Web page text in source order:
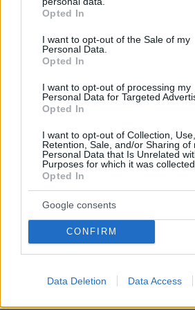
grant or deny consent to Google and
use your data for below specified
consent section.
Opted In
I want to opt-out of the Sale of my
Personal Data.
Opted In
I want to opt-out of processing my
Personal Data for Targeted
Opted In
I want to opt-out of Collection, Use,
Retention, Sale, and/or Sharing of
Personal Data that Is Unrelated
Purposes for which it was collected.
Opted In
Google consents
CONFIRM
Data Deletion Data Access
Γιατί; Απλή
περιουσιακό
ενεργού πολίτη.
Στο πλαίσιο αυτό
διαχείρισης ενός
Δήμου είναι
των Δημοτικών
Συμβούλων του.
Ο έλεγχος και η
κριτική πρέπει να
πρόσωπα που
ανήκουν στην
συμπολίτευση όσο
και στα πρόσωπα
αντιπολίτευση,
μείζονα και
ΣΠΥΡΟΣ ΠΑΠΠΑΣ
Η ατυχία της τύχης
Ζούμε σε έναν
υπέροχο τόπο με
τεράστια ιστορική
κληρονομιά, τον
Μαραθώνος. Έναν
Δήμο με ποικίλο
και πανέμορφο
φυσικό τοπίο που
ελκύει χιλιάδες
επισκέπτες, γιατί
ομορφιές του
18.04.2021, 08:46
ΣΠΥΡΟΣ ΠΑΠΠΑΣ
Μαραθώνας:
Υπόθεση «De
Δεκαοκτώ μήνες
μετά την ανάληψη
06.03.2021, 08:31 5